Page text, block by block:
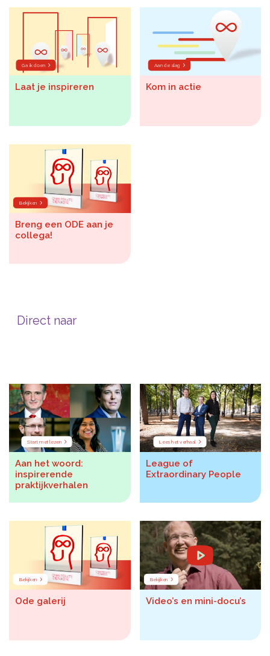
Ga ik doen
Laat je inspireren
Aan de slag
Kom in actie
Bekijken
Breng een ODE aan je
collega!
Direct naar
Start met lezen
Aan het woord:
inspirerende
praktijkverhalen
Lees het verhaal
League of
Extraordinary People
Bekijken
Ode galerij
Bekijken
Video’s en mini-docu’s